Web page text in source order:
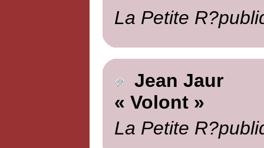
La Petite
Jean Jaur
« Volont »
La Petite